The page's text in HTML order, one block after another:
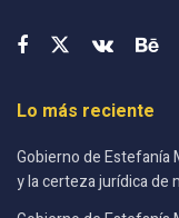
Lo más reciente
Gobierno de Estefanía
y la certeza jurídica de